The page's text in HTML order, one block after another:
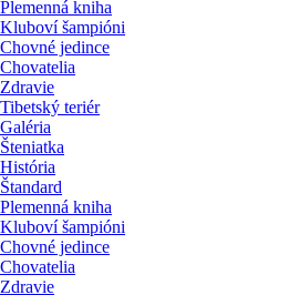
Plemenná kniha
Kluboví šampióni
Chovné jedince
Chovatelia
Zdravie
Tibetský teriér
Galéria
Šteniatka
História
Štandard
Plemenná kniha
Kluboví šampióni
Chovné jedince
Chovatelia
Zdravie